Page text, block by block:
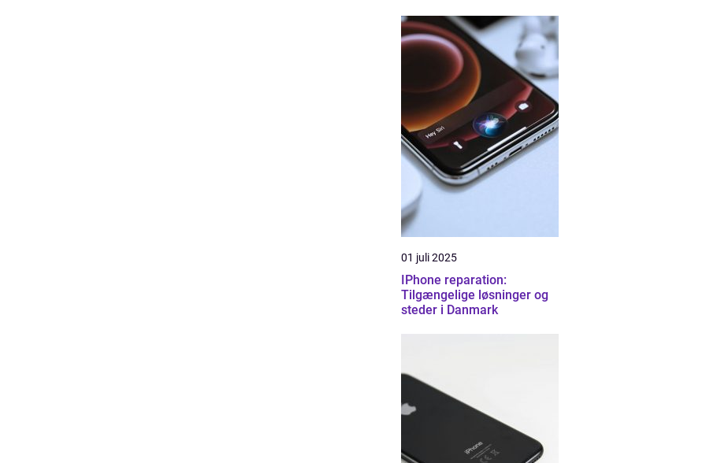
01 juli 2025
IPhone reparation:
Tilgængelige løsninger og
steder i Danmark